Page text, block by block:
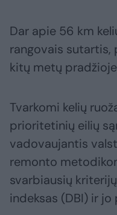
Dar apie 56 km
rangovais sutartis,
kitų metų
Tvarkomi kelių
prioritetinių eilių
vadovaujantis
remonto
svarbiausių
indeksas (DBI) ir jo